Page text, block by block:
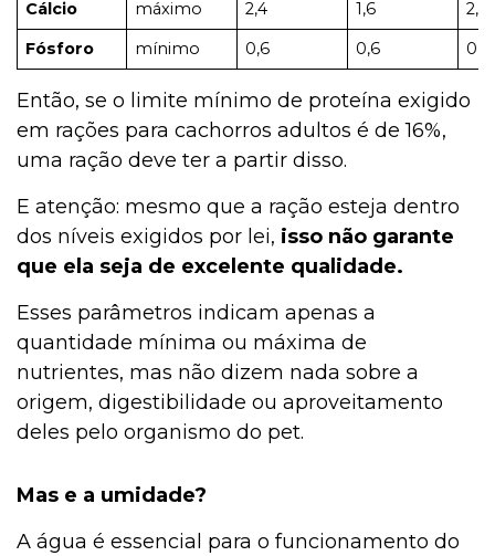
Cálcio máximo 2,4 1,6
2,4
Fósforo
mínimo 0,6 0,6 0,6
Então, se o limite mínimo de proteína exigido
em rações para cachorros adultos é de 16%,
uma ração deve ter a partir disso.
E atenção: mesmo que a ração esteja dentro
dos níveis exigidos por lei, isso não garante
que ela seja de excelente qualidade.
Esses parâmetros indicam apenas a
quantidade mínima ou máxima de
nutrientes, mas não dizem nada sobre a
origem, digestibilidade ou aproveitamento
deles pelo organismo do pet.
Mas e a umidade?
A água é essencial para o funcionamento do